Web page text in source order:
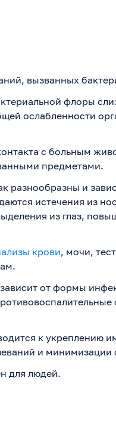
вызванных
флоры
ослабленности
с больным
предметами.
разнообразны и
истечения из
из глаз,
крови, мочи,
от формы
к укреплению
и минимизации
для людей.